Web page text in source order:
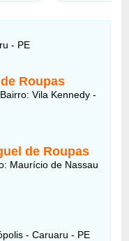
- PE
Roupas
Vila Kennedy -
de Roupas
Maurício de Nassau
- Caruaru - PE